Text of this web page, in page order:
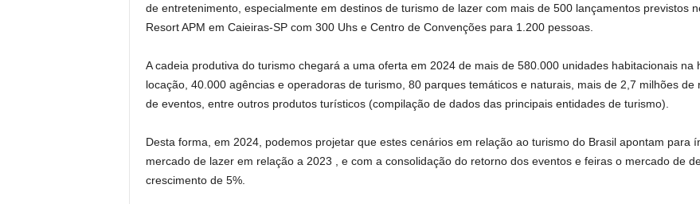
de entretenimento, especialmente em destinos de turismo de lazer com mais de 500 lançamentos previstos
Resort APM em Caieiras-SP com 300 Uhs e Centro de Convenções para 1.200 pessoas.
A cadeia produtiva do turismo chegará a uma oferta em 2024 de mais de 580.000 unidades habitacionais
locação, 40.000 agências e operadoras de turismo, 80 parques temáticos e naturais, mais de 2,7 milhões
de eventos, entre outros produtos turísticos (compilação de dados das principais entidades de turismo).
Desta forma, em 2024, podemos projetar que estes cenários em relação ao turismo do Brasil apontam para
mercado de lazer em relação a 2023 , e com a consolidação do retorno dos eventos e feiras o mercado de
crescimento de 5%.